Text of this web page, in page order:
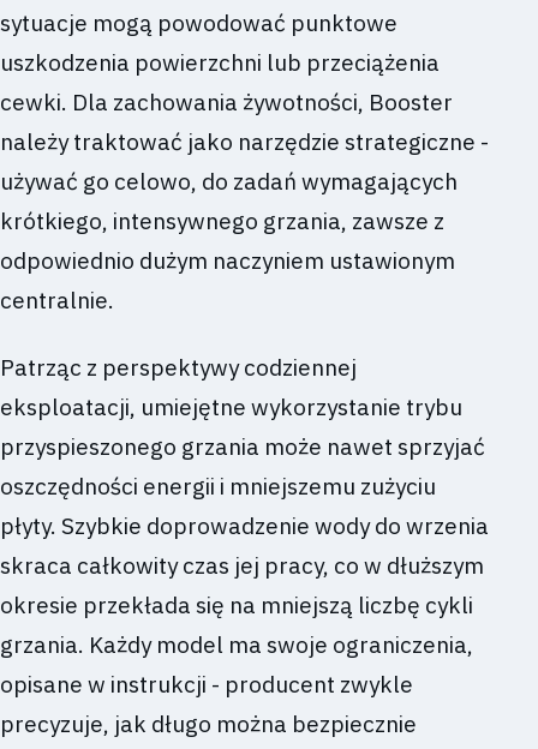
sytuacje mogą powodować punktowe
uszkodzenia powierzchni lub przeciążenia
cewki. Dla zachowania żywotności, Booster
należy traktować jako narzędzie strategiczne -
używać go celowo, do zadań wymagających
krótkiego, intensywnego grzania, zawsze z
odpowiednio dużym naczyniem ustawionym
centralnie.
Patrząc z perspektywy codziennej
eksploatacji, umiejętne wykorzystanie trybu
przyspieszonego grzania może nawet sprzyjać
oszczędności energii i mniejszemu zużyciu
płyty. Szybkie doprowadzenie wody do wrzenia
skraca całkowity czas jej pracy, co w dłuższym
okresie przekłada się na mniejszą liczbę cykli
grzania. Każdy model ma swoje ograniczenia,
opisane w instrukcji - producent zwykle
precyzuje, jak długo można bezpiecznie